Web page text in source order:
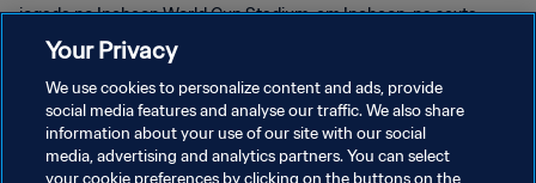
jogada no Incheon World Cup Stadium, em Incheon, na sexta-
feira, 14 de junho de 2002.
Your Privacy
We use cookies to personalize content and ads, provide
social media features and analyse our traffic. We also share
information about your use of our site with our social
media, advertising and analytics partners. You can select
your cookie preferences by clicking on the buttons on the